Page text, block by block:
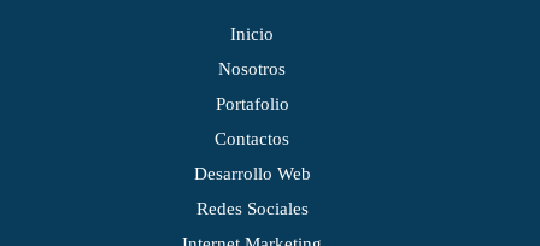
Inicio
Nosotros
Portafolio
Contactos
Desarrollo Web
Redes Sociales